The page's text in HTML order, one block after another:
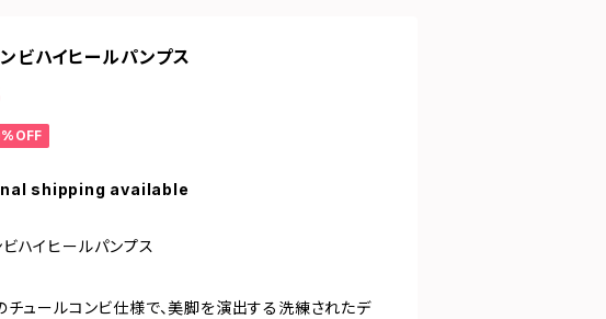
ビハイヒールパンプス
shipping available
ハイヒールパンプス
ュールコンビ仕様で、美脚を演出する洗練されたデ